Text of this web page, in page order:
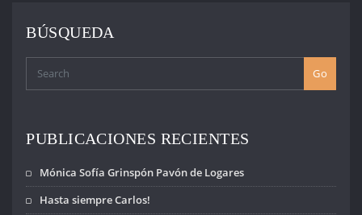
BÚSQUEDA
Go
PUBLICACIONES RECIENTES
Mónica Sofía Grinspón Pavón de Logares
Hasta siempre Carlos!